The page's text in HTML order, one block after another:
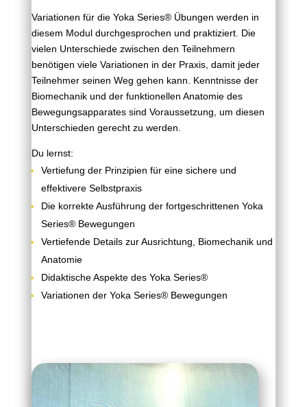
Variationen für die Yoka Series® Übungen werden in
diesem Modul durchgesprochen und praktiziert. Die
vielen Unterschiede zwischen den Teilnehmern
benötigen viele Variationen in der Praxis, damit jeder
Teilnehmer seinen Weg gehen kann.
Kenntnisse der
Biomechanik und der funktionellen Anatomie des
Bewegungsapparates sind Voraussetzung, um diesen
Unterschieden gerecht zu werden.
Du lernst:
Vertiefung der Prinzipien für eine sichere und
effektivere Selbstpraxis
Die korrekte Ausführung der fortgeschrittenen Yoka
Series® Bewegungen
Vertiefende Details zur Ausrichtung, Biomechanik und
Anatomie
Didaktische Aspekte des Yoka Series®
Variationen der Yoka Series® Bewegungen